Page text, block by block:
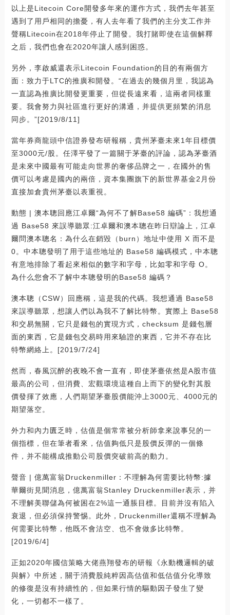
以上是Litecoin Core開發多年來的運作方式，我們去年甚至
遇到了用戶相同的擔憂，有人去年看了我們的主分支工作并
聲稱Litecoin在2018年停止了開發。我打賭即使在這個解釋
之后，我們也會在2020年讓人感到困惑。
另外，李啟威還表示Litecoin Foundation的目的有兩個方
面：致力于LTC的推廣和開發。“在過去的幾個月里，我認為
一直認為推廣比開發更重要，但從長遠來看，這兩者同樣重
要。我會努力與社區進行更好的溝通，并提供更頻繁的消息
同步。”[2019/8/11]
當年券商龍頭中信證券發布研報稱，貴州茅臺未來1年目標價
至3000元/股。任澤平發了一篇關于茅臺的評論，認為茅臺酒
是未來中國最有可能走向世界的奢侈品牌之一，在國外的售
價可以考慮是國內的兩倍，資本集團旗下的新世界基金2月份
直接加倉貴州茅臺以表重視。
動態 | 澳本聰回應江卓爾“為何不了解Base58 編碼”：我想通
過 Base58 來誤導聽眾:江卓爾和澳本聰在昨日辯論上，江卓
爾問澳本聰名：為什么在銷毀（burn）地址中使用 X 而不是
0。中本聰發明了用于這些地址的 Base58 編碼模式，中本聰
有意地排除了看起來相似的數字和字母，比如零和字母 O。
為什么您會不了解中本聰發明的Base58 編碼？
澳本聰（CSW）回應稱，這是我的代碼。我想通過 Base58
來誤導聽眾，想讓人們以為我不了解比特幣。實際上 Base58
和交易無關，它只是錢包的實現方式，checksum 是錢包層
面的東西，它是錢包交易時用來驗證的東西，它并不存在比
特幣網絡上。[2019/7/24]
然而，春風沉醉的夜晚不會一直有，即使茅臺依然是A股市值
最高的公司，但消費、宏觀環境這種自上而下的變化對其股
價發揮了效應，人們期望茅臺股價能沖上3000元、4000元的
期望落空。
外力和內力匱乏時，估值是個常常被分析師拿來說事兒的一
個指標，但在筆者看來，估值夠低只是股價反彈的一個條
件，并不能構成推動公司股價突破前高的動力。
聲音 | 億萬富翁Druckenmiller：不理解為何需要比特幣:據
華爾街見聞消息，億萬富翁Stanley Druckenmiller表示，并
不理解美聯儲為何被困在2%這一通脹目標。目前并沒有陷入
衰退，但必須保持警惕。此外，Druckenmiller還稱不理解為
何需要比特幣，他既不會沽空、也不會做多比特幣。
[2019/6/4]
正如2020年國信策略大佬燕翔發布的研報《永動機邏輯的破
與解》中所述，關于消費股純粹因高估值和低估值分化導致
的修復是沒有持續性的，但如果行情的驅動因子發生了變
化，一切都不一樣了。